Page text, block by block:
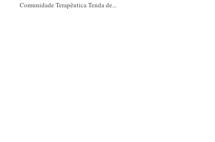
Comunidade Terapêutica Tenda de...